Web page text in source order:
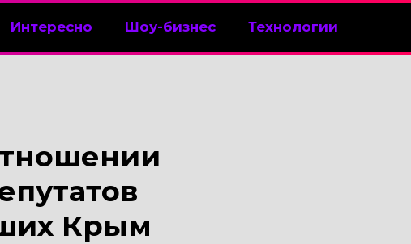
Интересно Шоу-бизнес Технологии
Крым